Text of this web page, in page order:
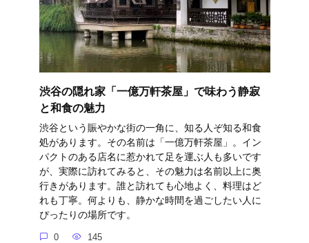
渋谷の隠れ家「一億万軒茶屋」で味わう静寂
と和食の魅力
渋谷という賑やかな街の一角に、知る人ぞ知る和食
処があります。その名前は「一億万軒茶屋」。イン
パクトのある店名に惹かれて足を運ぶ人も多いです
が、実際に訪れてみると、その魅力は名前以上に奥
行きがあります。誰と訪れても心地よく、料理はど
れも丁寧。何よりも、静かな時間を過ごしたい人に
ぴったりの場所です。
0 145